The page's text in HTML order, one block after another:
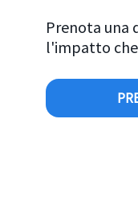
Prenota una
l'impatto